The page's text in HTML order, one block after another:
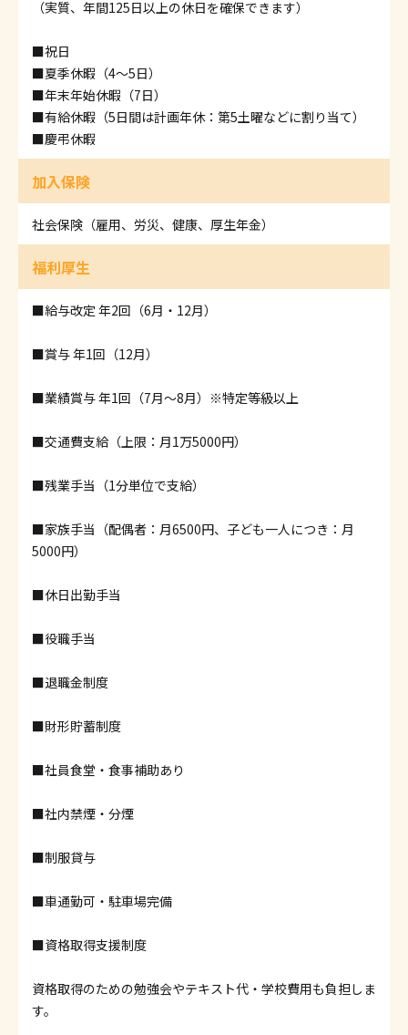
（実質、年間125日以上の休日を確保できます）
■祝日
■夏季休暇（4～5日）
■年末年始休暇（7日）
■有給休暇（5日間は計画年休：第5土曜などに割り当て）
■慶弔休暇
加入保険
社会保険（雇用、労災、健康、厚生年金）
福利厚生
■給与改定 年2回（6月・12月）
■賞与 年1回（12月）
■業績賞与 年1回（7月～8月）※特定等級以上
■交通費支給（上限：月1万5000円）
■残業手当（1分単位で支給）
■家族手当（配偶者：月6500円、子ども一人につき：月
5000円）
■休日出勤手当
■役職手当
■退職金制度
■財形貯蓄制度
■社員食堂・食事補助あり
■社内禁煙・分煙
■制服貸与
■車通勤可・駐車場完備
■資格取得支援制度
資格取得のための勉強会やテキスト代・学校費用も負担しま
す。